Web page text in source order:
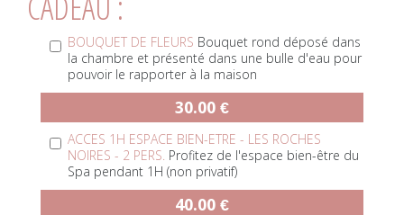
BOUQUET DE FLEURS Bouquet rond déposé dans
la chambre et présenté dans une bulle d'eau pour
pouvoir le rapporter à la maison
30.00 €
ACCES 1H ESPACE BIEN-ETRE - LES ROCHES
NOIRES - 2 PERS. Profitez de l'espace bien-être du
Spa pendant 1H (non privatif)
40.00 €